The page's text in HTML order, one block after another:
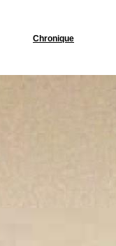
Chronique